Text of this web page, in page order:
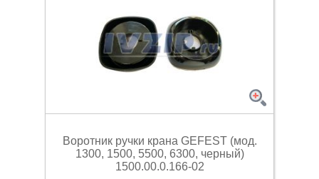
Воротник ручки крана GEFEST (мод.
1300, 1500, 5500, 6300, черный)
1500.00.0.166-02